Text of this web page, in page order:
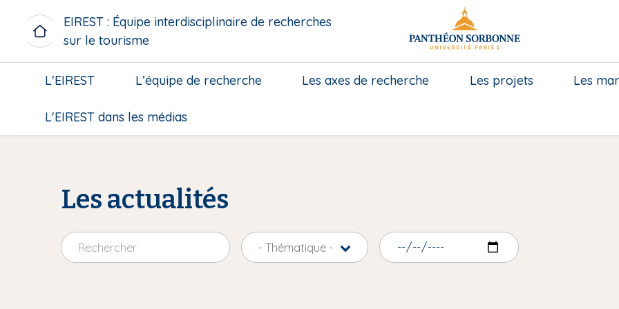
EIREST : Équipe interdisciplinaire de recherches
sur le tourisme
o
L'EIREST L’équipe de recherche Les axes de recherche Les projets Les
L'EIREST dans les médias
Les actualités
- Thématique -